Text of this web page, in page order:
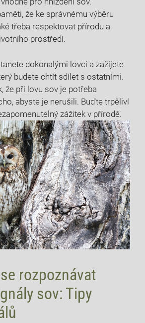
že ke správnému výběru
třeba respektovat⁤ přírodu a
prostředí.
dokonalými lovci‌ a zažijete
budete chtít sdílet s ostatními.
že ‌při lovu sov je potřeba
⁤abyste je‌ nerušili. Buďte trpěliví
zážitek v přírodě.
rozpoznávat
sov: Tipy